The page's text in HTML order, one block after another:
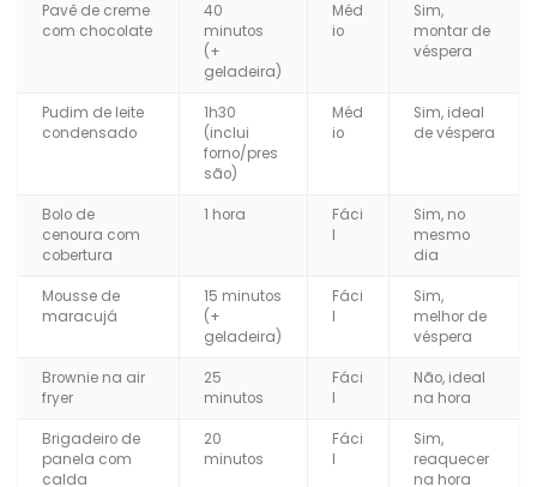
Pavê de creme
com chocolate
40
minutos
(+
geladeira)
Méd
io
Sim,
montar de
véspera
Pudim de leite
condensado
1h30
(inclui
forno/pres
são)
Méd
io
Sim, ideal
de véspera
Bolo de
cenoura com
cobertura
1 hora
Fáci
l
Sim, no
mesmo
dia
Mousse de
maracujá
15 minutos
(+
geladeira)
Fáci
l
Sim,
melhor de
véspera
Brownie na air
fryer
25
minutos
Fáci
l
Não, ideal
na hora
Brigadeiro de
panela com
calda
20
minutos
Fáci
l
Sim,
reaquecer
na hora